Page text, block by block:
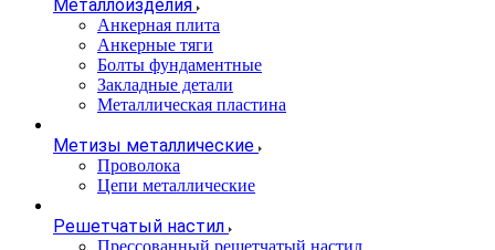
Металлоизделия
Анкерная плита
Анкерные тяги
Болты фундаментные
Закладные детали
Металлическая пластина
Метизы металлические
Проволока
Цепи металлические
Решетчатый настил
Прессованный решетчатый настил